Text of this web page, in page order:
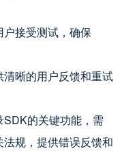
接受测试，确保
晰的用户反馈和重试
的关键功能，需
规，提供错误反馈和